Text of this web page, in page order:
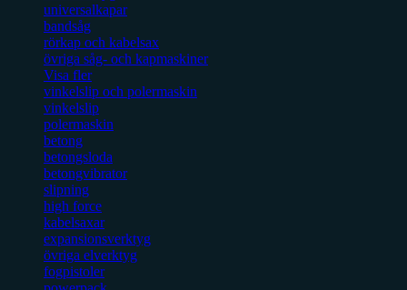
universalkapar
bandsåg
rörkap och kabelsax
övriga såg- och kapmaskiner
Visa fler
vinkelslip och polermaskin
vinkelslip
polermaskin
betong
betongsloda
betongvibrator
slipning
high force
kabelsaxar
expansionsverktyg
övriga elverktyg
fogpistoler